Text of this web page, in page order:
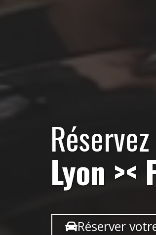
Réservez
Lyon
Réserver